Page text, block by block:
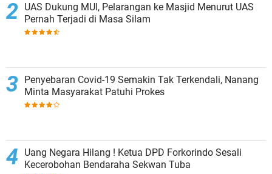
UAS Dukung MUI, Pelarangan ke Masjid Menurut UAS
Pernah Terjadi di Masa Silam
Penyebaran Covid-19 Semakin Tak Terkendali, Nanang
Minta Masyarakat Patuhi Prokes
Uang Negara Hilang ! Ketua DPD Forkorindo Sesali
Kecerobohan Bendaraha Sekwan Tuba